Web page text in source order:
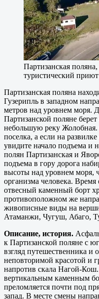
Партизанская
туристический приют
Партизанская поляна
Гузерипль в западном
метров над уровнем моря.
Партизанской поляне
небольшую реку Жолобная.
поселка, а если на
увидите начало подъема и
полян Партизанская и
подъема в гору дорога
высоты над уровнем моря,
организма человека. Время
отвесный каменный борт
противоположном же
живописные виды на
Атаманжи, Чугуш, Абаго,
Описание, история.
к Партизанской поляне с
взгляд путешественника и
неповторимой красотой и
напротив скала Нагой-
вертикальным каменным
преломляется почти под
запад. В месте смены